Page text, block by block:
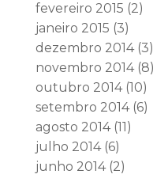
fevereiro 2015 (2)
janeiro 2015 (3)
dezembro 2014(3)
novembro 2014(8)
outubro 2014(10)
setembro 2014(6)
agosto 2014(11)
julho 2014(6)
junho 2014(2)